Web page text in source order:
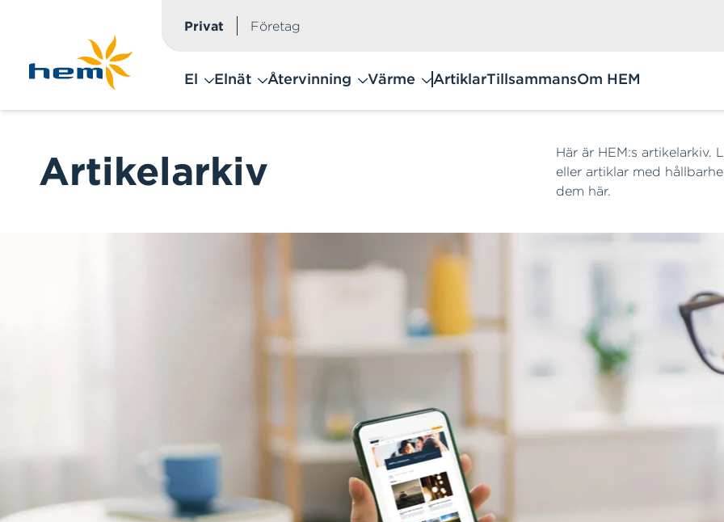
Privat Företag
El Elnät Återvinning Värme ArtiklarTillsammansOm HEM
Artikelarkiv
Här är HEM:s artikelarkiv.
eller artiklar med
dem här.